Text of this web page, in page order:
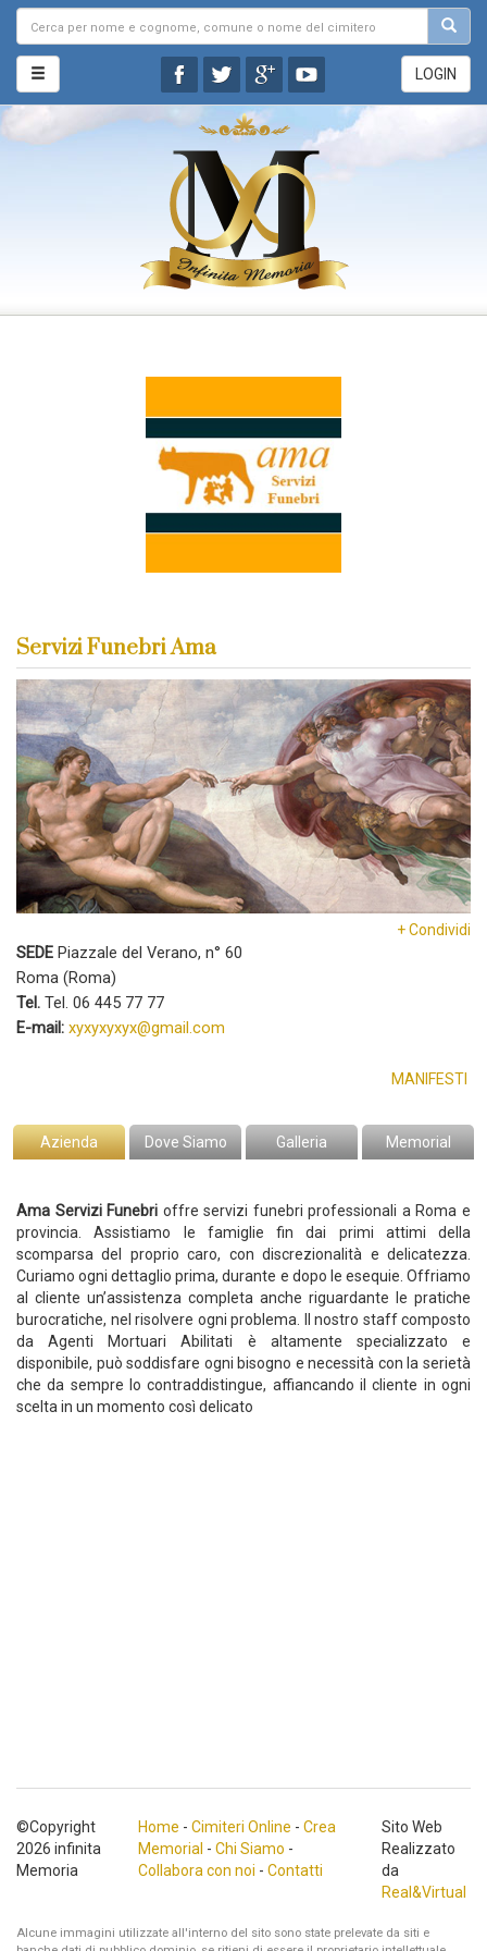
LOGIN
Servizi Funebri Ama
+ Condividi
SEDE Piazzale del Verano, n° 60
Roma (Roma)
Tel. Tel. 06 445 77 77
E-mail: xyxyxyxyx@gmail.com
MANIFESTI
Azienda Dove Siamo Galleria Memorial
Ama Servizi Funebri offre servizi funebri professionali a Roma e
provincia. Assistiamo le famiglie fin dai primi attimi della
scomparsa del proprio caro, con discrezionalità e delicatezza.
Curiamo ogni dettaglio prima, durante e dopo le esequie. Offriamo
al cliente un’assistenza completa anche riguardante le pratiche
burocratiche, nel risolvere ogni problema. Il nostro staff composto
da Agenti Mortuari Abilitati è altamente specializzato e
disponibile, può soddisfare ogni bisogno e necessità con la serietà
che da sempre lo contraddistingue, affiancando il cliente in ogni
scelta in un momento così delicato
©Copyright
2026 infinita
Memoria
Home - Cimiteri Online - Crea
Memorial - Chi Siamo -
Collabora con noi - Contatti
Sito Web
Realizzato
da
Real&Virtual
Alcune immagini utilizzate all'interno del sito sono state prelevate da siti e